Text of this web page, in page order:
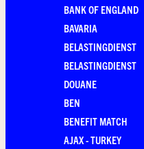
BANK OF ENGLAND
BAVARIA
BELASTINGDIENST
BELASTINGDIENST
DOUANE
BEN
BENEFIT MATCH
AJAX - TURKEY